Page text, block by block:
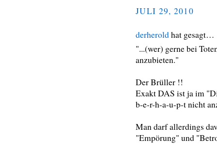
JULI 29, 2010
derheroldhat gesagt…
"...(wer) gerne bei
anzubieten."
Der Brüller !!
Exakt DAS ist ja im
b-e-r-h-a-u-p-t nicht
Man darf allerdings
"Empörung" und